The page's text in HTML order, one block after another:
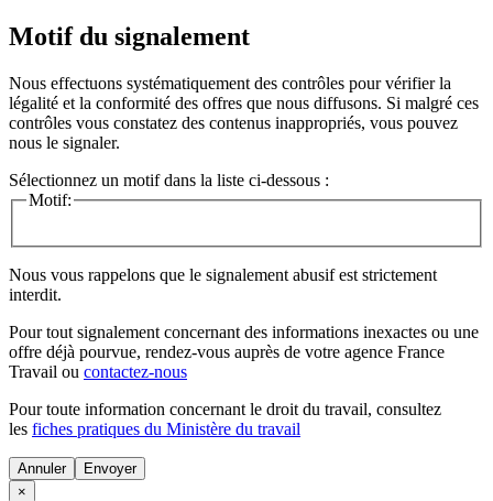
Motif du signalement
Nous effectuons systématiquement des contrôles pour vérifier la
légalité et la conformité des offres que nous diffusons. Si malgré ces
contrôles vous constatez des contenus inappropriés, vous pouvez
nous le signaler.
Sélectionnez un motif dans la liste ci-dessous :
Motif:
Nous vous rappelons que le signalement abusif est strictement
interdit.
Pour tout signalement concernant des informations inexactes ou une
offre déjà pourvue, rendez-vous auprès de votre agence France
Travail ou contactez-nous
Pour toute information concernant le droit du travail, consultez
les fiches pratiques du Ministère du travail
Annuler
×